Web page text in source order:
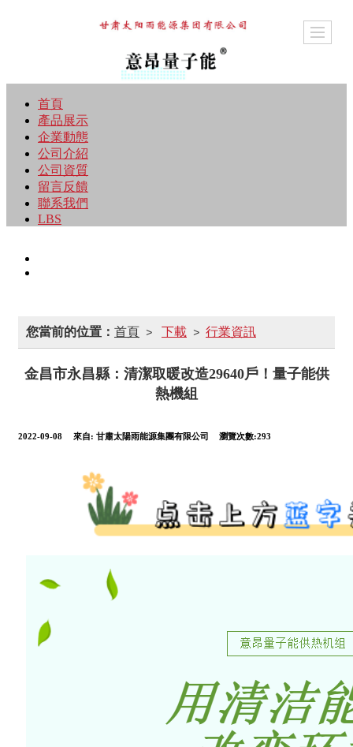
首頁
產品展示
企業動態
公司介紹
公司資質
留言反饋
聯系我們
LBS
您當前的位置： 首頁 > 下載 > 行業資訊
金昌市永昌縣：清潔取暖改造29640戶！量子能供
熱機組
2022-09-08 來自: 甘肅太陽雨能源集團有限公司 瀏覽次數:293